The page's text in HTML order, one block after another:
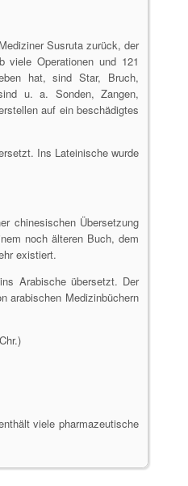
Susruta zurück, der
viele Operationen und 121
hat, sind Star, Bruch,
u. a. Sonden, Zangen,
auf ein beschädigtes
Ins Lateinische wurde
chinesischen Übersetzung
noch älteren Buch, dem
existiert.
Arabische übersetzt. Der
arabischen Medizinbüchern
viele pharmazeutische